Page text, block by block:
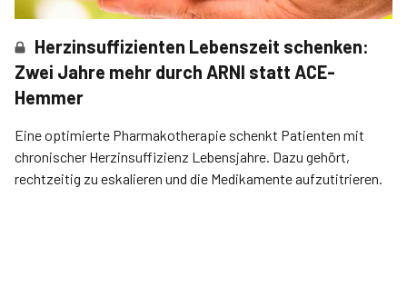
Herzinsuffizienten Lebenszeit schenken:
Zwei Jahre mehr durch ARNI statt ACE-
Hemmer
Eine optimierte Pharmakotherapie schenkt Patienten mit
chronischer Herzinsuffizienz Lebensjahre. Dazu gehört,
rechtzeitig zu eskalieren und die Medikamente aufzutitrieren.